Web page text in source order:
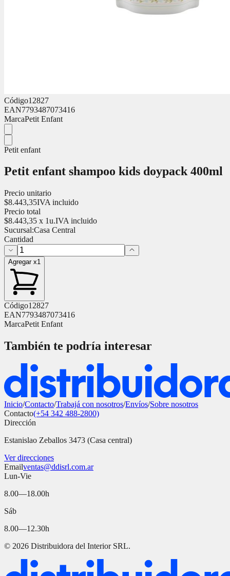
Código12827
EAN7793487073416
MarcaPetit Enfant
Petit enfant
Petit enfant shampoo kids doypack 400ml
Precio unitario
$8.443,35IVA incluido
Precio total
$8.443,35 x 1u.IVA incluido
Sucursal:Casa Central
Cantidad
Agregar x1
Código12827
EAN7793487073416
MarcaPetit Enfant
También te podría interesar
Inicio/Contacto/Trabajá con nosotros/Envíos/Sobre nosotros
Contacto(+54 342 488-2800)
Dirección
Estanislao Zeballos 3473 (Casa central)
Ver direcciones
Emailventas@ddisrl.com.ar
Lun-Vie
8.00—18.00h
Sáb
8.00—12.30h
© 2026 Distribuidora del Interior SRL.